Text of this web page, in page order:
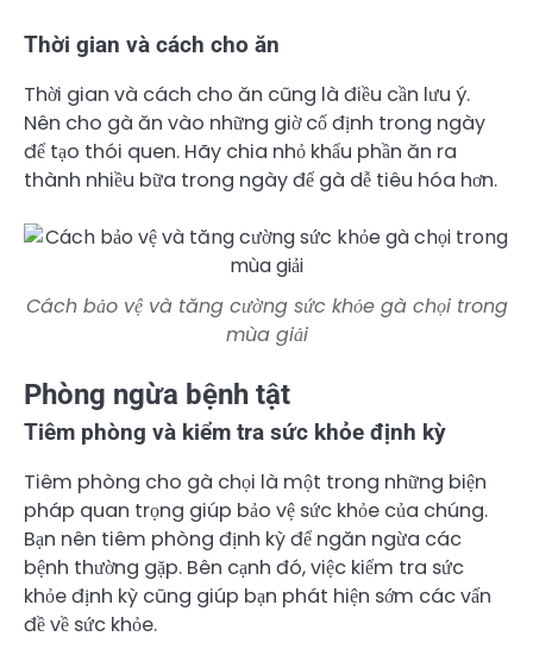
Thời gian và cách cho ăn
Thời gian và cách cho ăn cũng là điều cần lưu ý.
Nên cho gà ăn vào những giờ cố định trong ngày
để tạo thói quen. Hãy chia nhỏ khẩu phần ăn ra
thành nhiều bữa trong ngày để gà dễ tiêu hóa hơn.
Cách bảo vệ và tăng cường sức khỏe gà chọi trong
mùa giải
Phòng ngừa bệnh tật
Tiêm phòng và kiểm tra sức khỏe định kỳ
Tiêm phòng cho gà chọi là một trong những biện
pháp quan trọng giúp bảo vệ sức khỏe của chúng.
Bạn nên tiêm phòng định kỳ để ngăn ngừa các
bệnh thường gặp. Bên cạnh đó, việc kiểm tra sức
khỏe định kỳ cũng giúp bạn phát hiện sớm các vấn
đề về sức khỏe.